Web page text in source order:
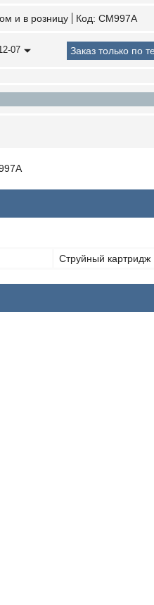
и в розницу Код: CM997A
07 Заказ только по
Струйный картридж